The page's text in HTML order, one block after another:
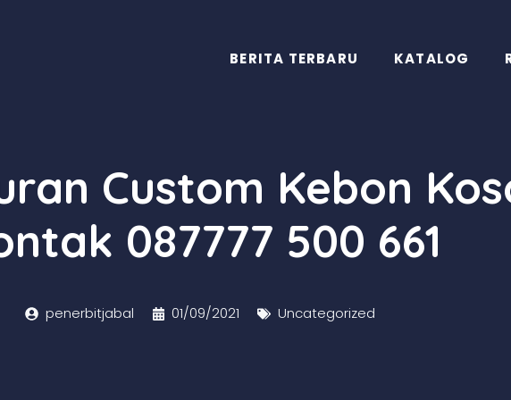
BERITA TERBARU KATALOG
Custom Kebon
087777 500 661
penerbitjabal 01/09/2021 Uncategorized